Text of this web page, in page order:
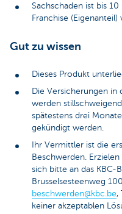
Sachschaden ist bis
Franchise (Eigenanteil)
Gut zu wissen
Dieses Produkt
Die Versicherungen in
werden
spätestens drei
gekündigt werden.
Ihr Vermittler ist die
Beschwerden.
sich bitte an das KBC-
Brusselsesteenweg
beschwerden@kbc.be,
keiner akzeptablen